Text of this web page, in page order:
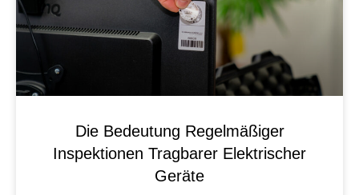
Die Bedeutung Regelmäßiger
Inspektionen Tragbarer Elektrischer
Geräte